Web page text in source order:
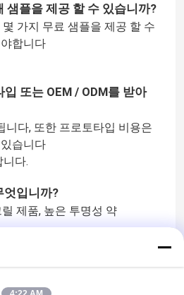
샘플을 제공 할 수 있습니까?
가지 무료 샘플을 제공 할 수
합니다
또는 OEM / ODM를 받아
니다, 또한 프로토타입 비용은
습니다
니다.
엇입니까?
제품, 높은 투명성 약
없고, 표면에는 튀김이 없습니